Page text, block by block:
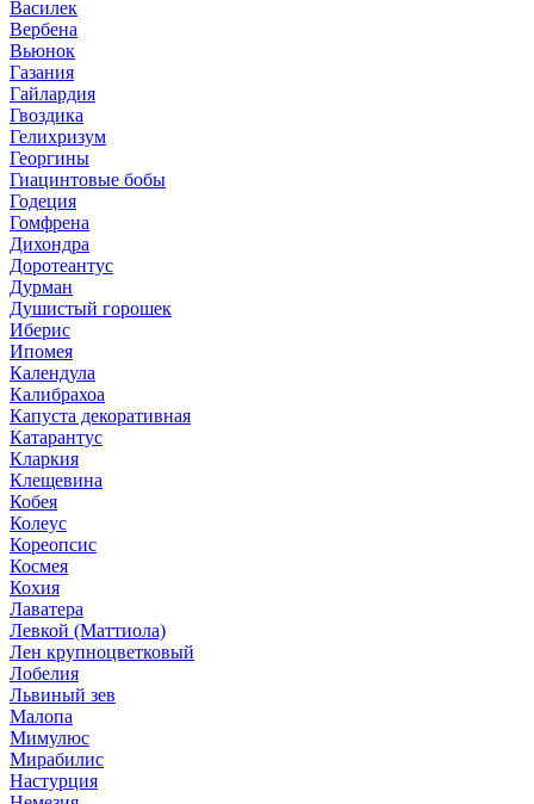
Василек
Вербена
Вьюнок
Газания
Гайлардия
Гвоздика
Гелихризум
Георгины
Гиацинтовые бобы
Годеция
Гомфрена
Дихондра
Доротеантус
Дурман
Душистый горошек
Иберис
Ипомея
Календула
Калибрахоа
Капуста декоративная
Катарантус
Кларкия
Клещевина
Кобея
Колеус
Кореопсис
Космея
Кохия
Лаватера
Левкой (Маттиола)
Лен крупноцветковый
Лобелия
Львиный зев
Малопа
Мимулюс
Мирабилис
Настурция